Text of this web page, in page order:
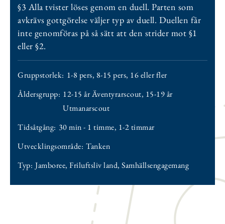
§3 Alla tvister löses genom en duell. Parten som
avkrävs gottgörelse väljer typ av duell. Duellen får
inte genomföras på så sätt att den strider mot §1
eller §2.
Gruppstorlek: 1-8 pers, 8-15 pers, 16 eller fler
Åldersgrupp: 12-15 år Äventyrarscout, 15-19 år
Utmanarscout
Tidsåtgång: 30 min - 1 timme, 1-2 timmar
Utvecklingsområde: Tanken
Typ: Jamboree, Friluftsliv land, Samhällsengagemang